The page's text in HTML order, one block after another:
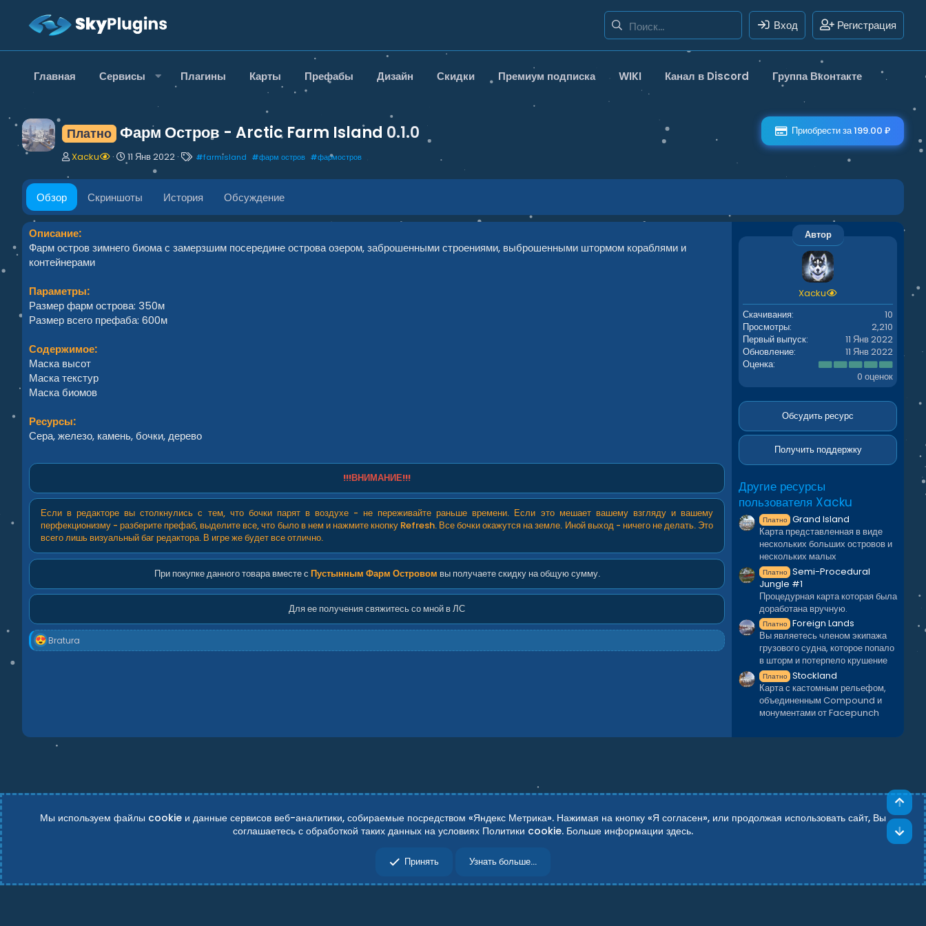
Вход Регистрация
Главная Сервисы Плагины Карты Префабы Дизайн Скидки Премиум подписка WIKI Канал в Discord Группа Вконтакте
Платно Фарм Остров - Arctic Farm Island 0.1.0
Приобрести за 199.00 ₽
А
т
р
Xacku
Д
а
т
а
с
о
а
11 Янв 2022
Т
г
и
#farmisland #фарм остров #фармостров
Обзор Скриншоты История Обсуждение
Описание:
Фарм остров зимнего биома с замерзшим посередине острова озером, заброшенными строениями, выброшенными штормом кораблями и
контейнерами
Параметры:
Размер фарм острова: 350м
Размер всего префаба: 600м
Содержимое:
Маска высот
Маска текстур
Маска биомов
Ресурсы:
Сера, железо, камень, бочки, дерево
!!!ВНИМАНИЕ!!!
Если в редакторе вы столкнулись с тем, что бочки парят в воздухе - не переживайте раньше времени. Если это мешает вашему взгляду и вашему
перфекционизму - разберите префаб, выделите все, что было в нем и нажмите кнопку Refresh. Все бочки окажутся на земле. Иной выход - ничего не делать. Это
всего лишь визуальный баг редактора. В игре же будет все отлично.
При покупке данного товара вместе с Пустынным Фарм Островом вы получаете скидку на общую сумму.​
Для ее получения свяжитесь со мной в ЛС​
Р
е
Bratura
Автор
Xacku
Скачивания
10
Просмотры
2,210
Первый выпуск
11 Янв 2022
Обновление
11 Янв 2022
Оценка
0
.
0
з
ё
з
0 оценок
Обсудить ресурс
Получить поддержку
Другие ресурсы
пользователя Xacku
Платно Grand Island
Карта представленная в виде
нескольких больших островов и
нескольких малых
Платно Semi-Procedural
Jungle #1
Процедурная карта которая была
доработана вручную.
Платно Foreign Lands
Вы являетесь членом экипажа
грузового судна, которое попало
в шторм и потерпело крушение
Платно Stockland
Карта с кастомным рельефом,
объединенным Compound и
монументами от Facepunch
S
Мы используем файлы cookie и данные сервисов веб-аналитики, собираемые посредством «Яндекс Метрика». Нажимая на кнопку «Я согласен», или продолжая использовать сайт, Вы
соглашаетесь с обработкой таких данных на условиях Политики cookie. Больше информации здесь.
Принять Узнать больше...